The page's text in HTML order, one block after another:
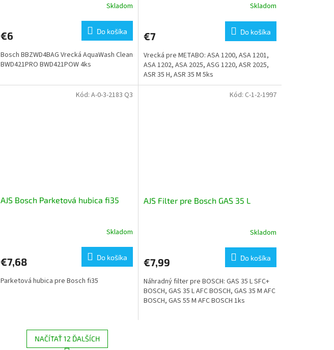
je
z
5
Skladom
€6 Do košíka
Bosch BBZWD4BAG Vrecká AquaWash Clean
BWD421PRO BWD421POW 4ks
je
z
5
hviezdičiek.
Skladom
€7 Do košíka
Vrecká pre METABO: ASA 1200, ASA 1201,
ASA 1202, ASA 2025, ASG 1220, ASR 2025,
ASR 35 H, ASR 35 M 5ks
AJS Bosch Parketová hubica fi35
Skladom
€7,68 Do košíka
Parketová hubica pre Bosch fi35
Kód: A-0-3-2183 Q3
AJS Filter pre Bosch GAS 35 L
je
z
5
hviezdičiek.
Skladom
€7,99 Do košíka
Náhradný filter pre BOSCH: GAS 35 L SFC+
BOSCH, GAS 35 L AFC BOSCH, GAS 35 M AFC
BOSCH, GAS 55 M AFC BOSCH 1ks
Kód: C-1-2-1997
NAČÍTAŤ 12 ĎALŠÍCH